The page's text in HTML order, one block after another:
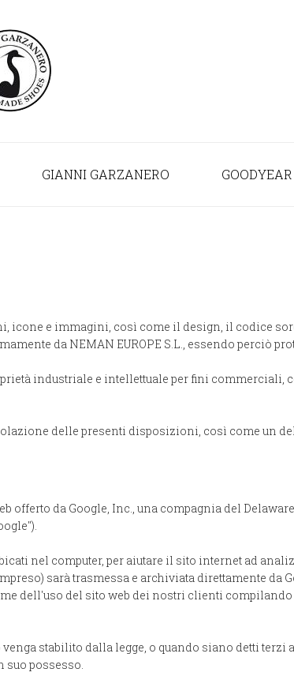
GIANNI GARZANERO
icone e immagini, così come il design, il codice
da NEMAN EUROPE S.L., essendo perciò
industriale e intellettuale per fini
delle presenti disposizioni, così come un
offerto da Google, Inc., una compagnia del
nel computer, per aiutare il sito internet ad
sarà trasmessa e archiviata direttamente da
dell'uso del sito web dei nostri clienti
stabilito dalla legge, o quando siano detti
possesso.